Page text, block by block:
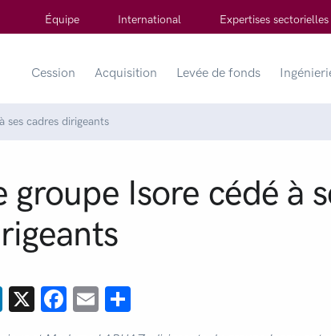
Équipe International Expertises sectorielles
Cession Acquisition Levée de fonds
ses cadres dirigeants
groupe Isore cédé à
LinkedIn
X Facebook
EmailPartager